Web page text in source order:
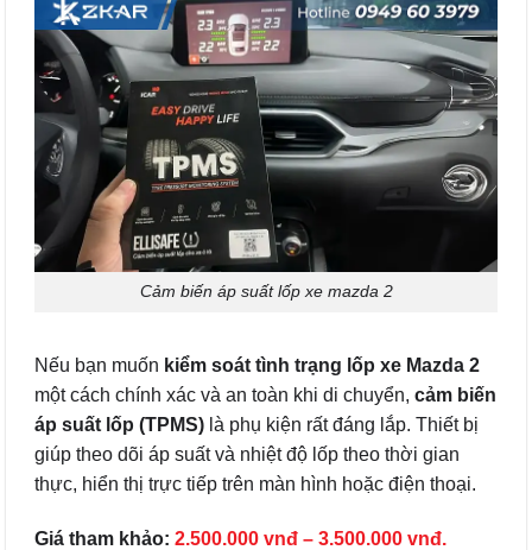
Cảm biến áp suất lốp xe mazda 2
Nếu bạn muốn kiểm soát tình trạng lốp xe Mazda 2
một cách chính xác và an toàn khi di chuyển, cảm biến
áp suất lốp (TPMS) là phụ kiện rất đáng lắp. Thiết bị
giúp theo dõi áp suất và nhiệt độ lốp theo thời gian
thực, hiển thị trực tiếp trên màn hình hoặc điện thoại.
Giá tham khảo: 2.500.000 vnđ – 3.500.000 vnđ.